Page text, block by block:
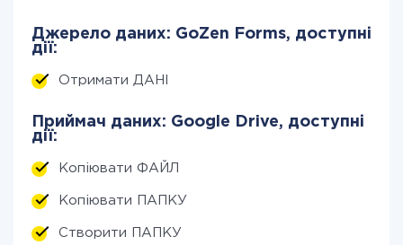
Джерело даних: GoZen Forms, доступні
дії:
Отримати ДАНІ
Приймач даних: Google Drive, доступні
дії:
Копіювати ФАЙЛ
Копіювати ПАПКУ
Створити ПАПКУ